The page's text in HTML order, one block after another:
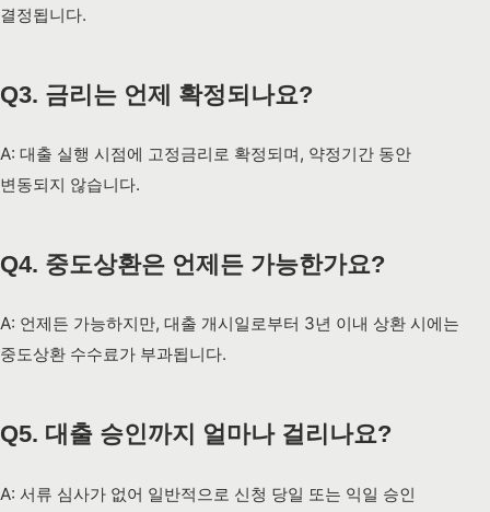
결정됩니다.
Q3. 금리는 언제 확정되나요?
A: 대출 실행 시점에 고정금리로 확정되며, 약정기간 동안
변동되지 않습니다.
Q4. 중도상환은 언제든 가능한가요?
A: 언제든 가능하지만, 대출 개시일로부터 3년 이내 상환 시에는
중도상환 수수료가 부과됩니다.
Q5. 대출 승인까지 얼마나 걸리나요?
A: 서류 심사가 없어 일반적으로 신청 당일 또는 익일 승인